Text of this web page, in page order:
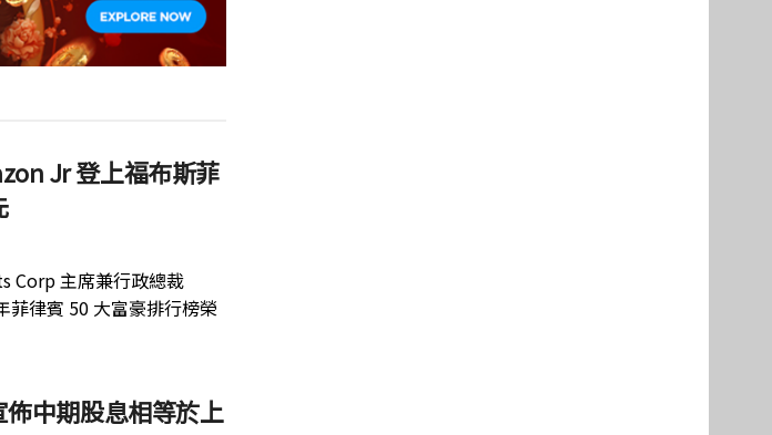
Jr 登上福布斯菲
Corp 主席兼行政總裁
菲律賓 50 大富豪排行榜榮
中期股息相等於上